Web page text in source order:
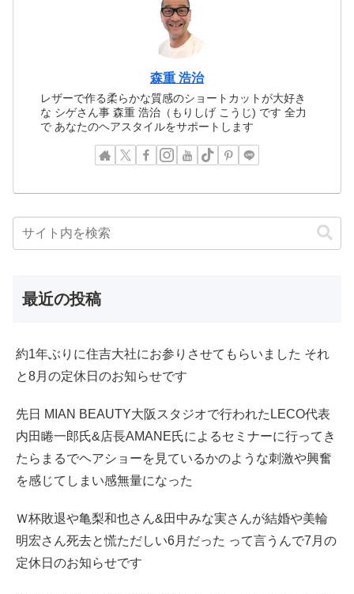
森重 浩治
レザーで作る柔らかな質感のショートカットが大好き
な シゲさん事 森重 浩治（もりしげ こうじ) です 全力
で あなたのヘアスタイルをサポートします
最近の投稿
約1年ぶりに住吉大社にお参りさせてもらいました それ
と8月の定休日のお知らせです
先日 MIAN BEAUTY大阪スタジオで行われたLECO代表
内田睠一郎氏&店長AMANE氏によるセミナーに行ってき
たらまるでヘアショーを見ているかのような刺激や興奮
を感じてしまい感無量になった
Ｗ杯敗退や亀梨和也さん&田中みな実さんが結婚や美輪
明宏さん死去と慌ただしい6月だった って言うんで7月の
定休日のお知らせです